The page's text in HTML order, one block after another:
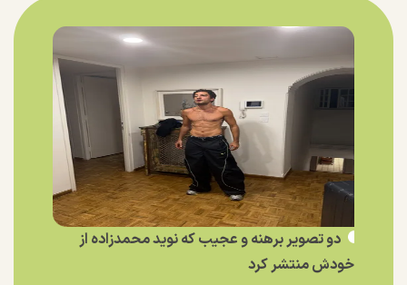
دو تصویر برهنه و عجیب که نوید محمدزاده از
خودش منتشر کرد